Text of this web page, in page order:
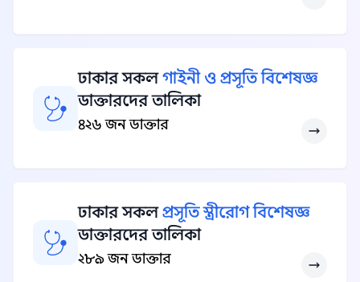
ঢাকার সকলগাইনী ও প্রসূতি বিশেষজ্ঞ
ডাক্তারদের তালিকা
৪২৬ জন ডাক্তার
ঢাকার সকলপ্রসূতি স্ত্রীরোগ বিশেষজ্ঞ
ডাক্তারদের তালিকা
২৮৯ জন ডাক্তার